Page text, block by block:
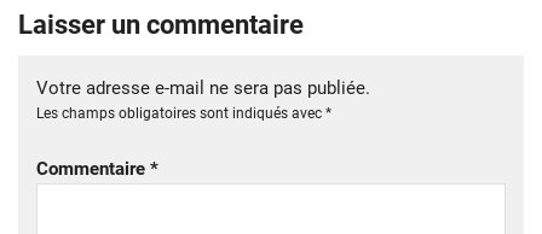
Laisser un commentaire
Votre adresse e-mail ne sera pas publiée.
Les champs obligatoires sont indiqués avec *
Commentaire *